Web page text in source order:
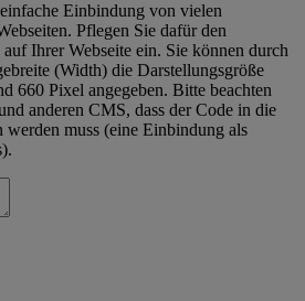
Einbindung von vielen
Pflegen Sie dafür den
Ihrer Webseite ein. Sie können durch
(Width) die Darstellungsgröße
660 Pixel angegeben. Bitte beachten
anderen CMS, dass der Code in die
muss (eine Einbindung als